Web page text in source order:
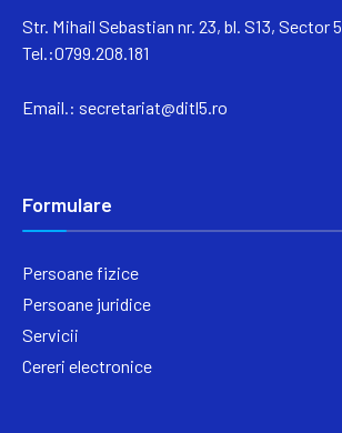
Str. Mihail Sebastian nr. 23, bl. S13, Sector 5
Tel.:0799.208.181
Email.: secretariat@ditl5.ro
Formulare
Persoane fizice
Persoane juridice
Servicii
Cereri electronice